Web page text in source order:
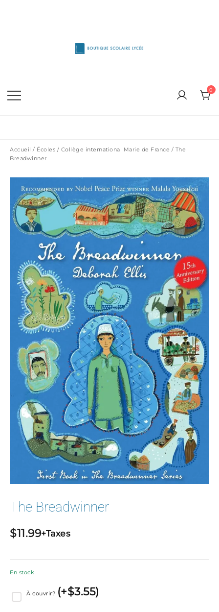
0
Accueil / Écoles / Collège international Marie de France / The
Breadwinner
The Breadwinner
$11.99+Taxes
En stock
À couvrir? (+$3.55)